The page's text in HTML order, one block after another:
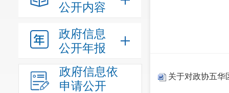
公开内容
政府信息
公开年报
政府信息依
申请公开
关于对政协五华